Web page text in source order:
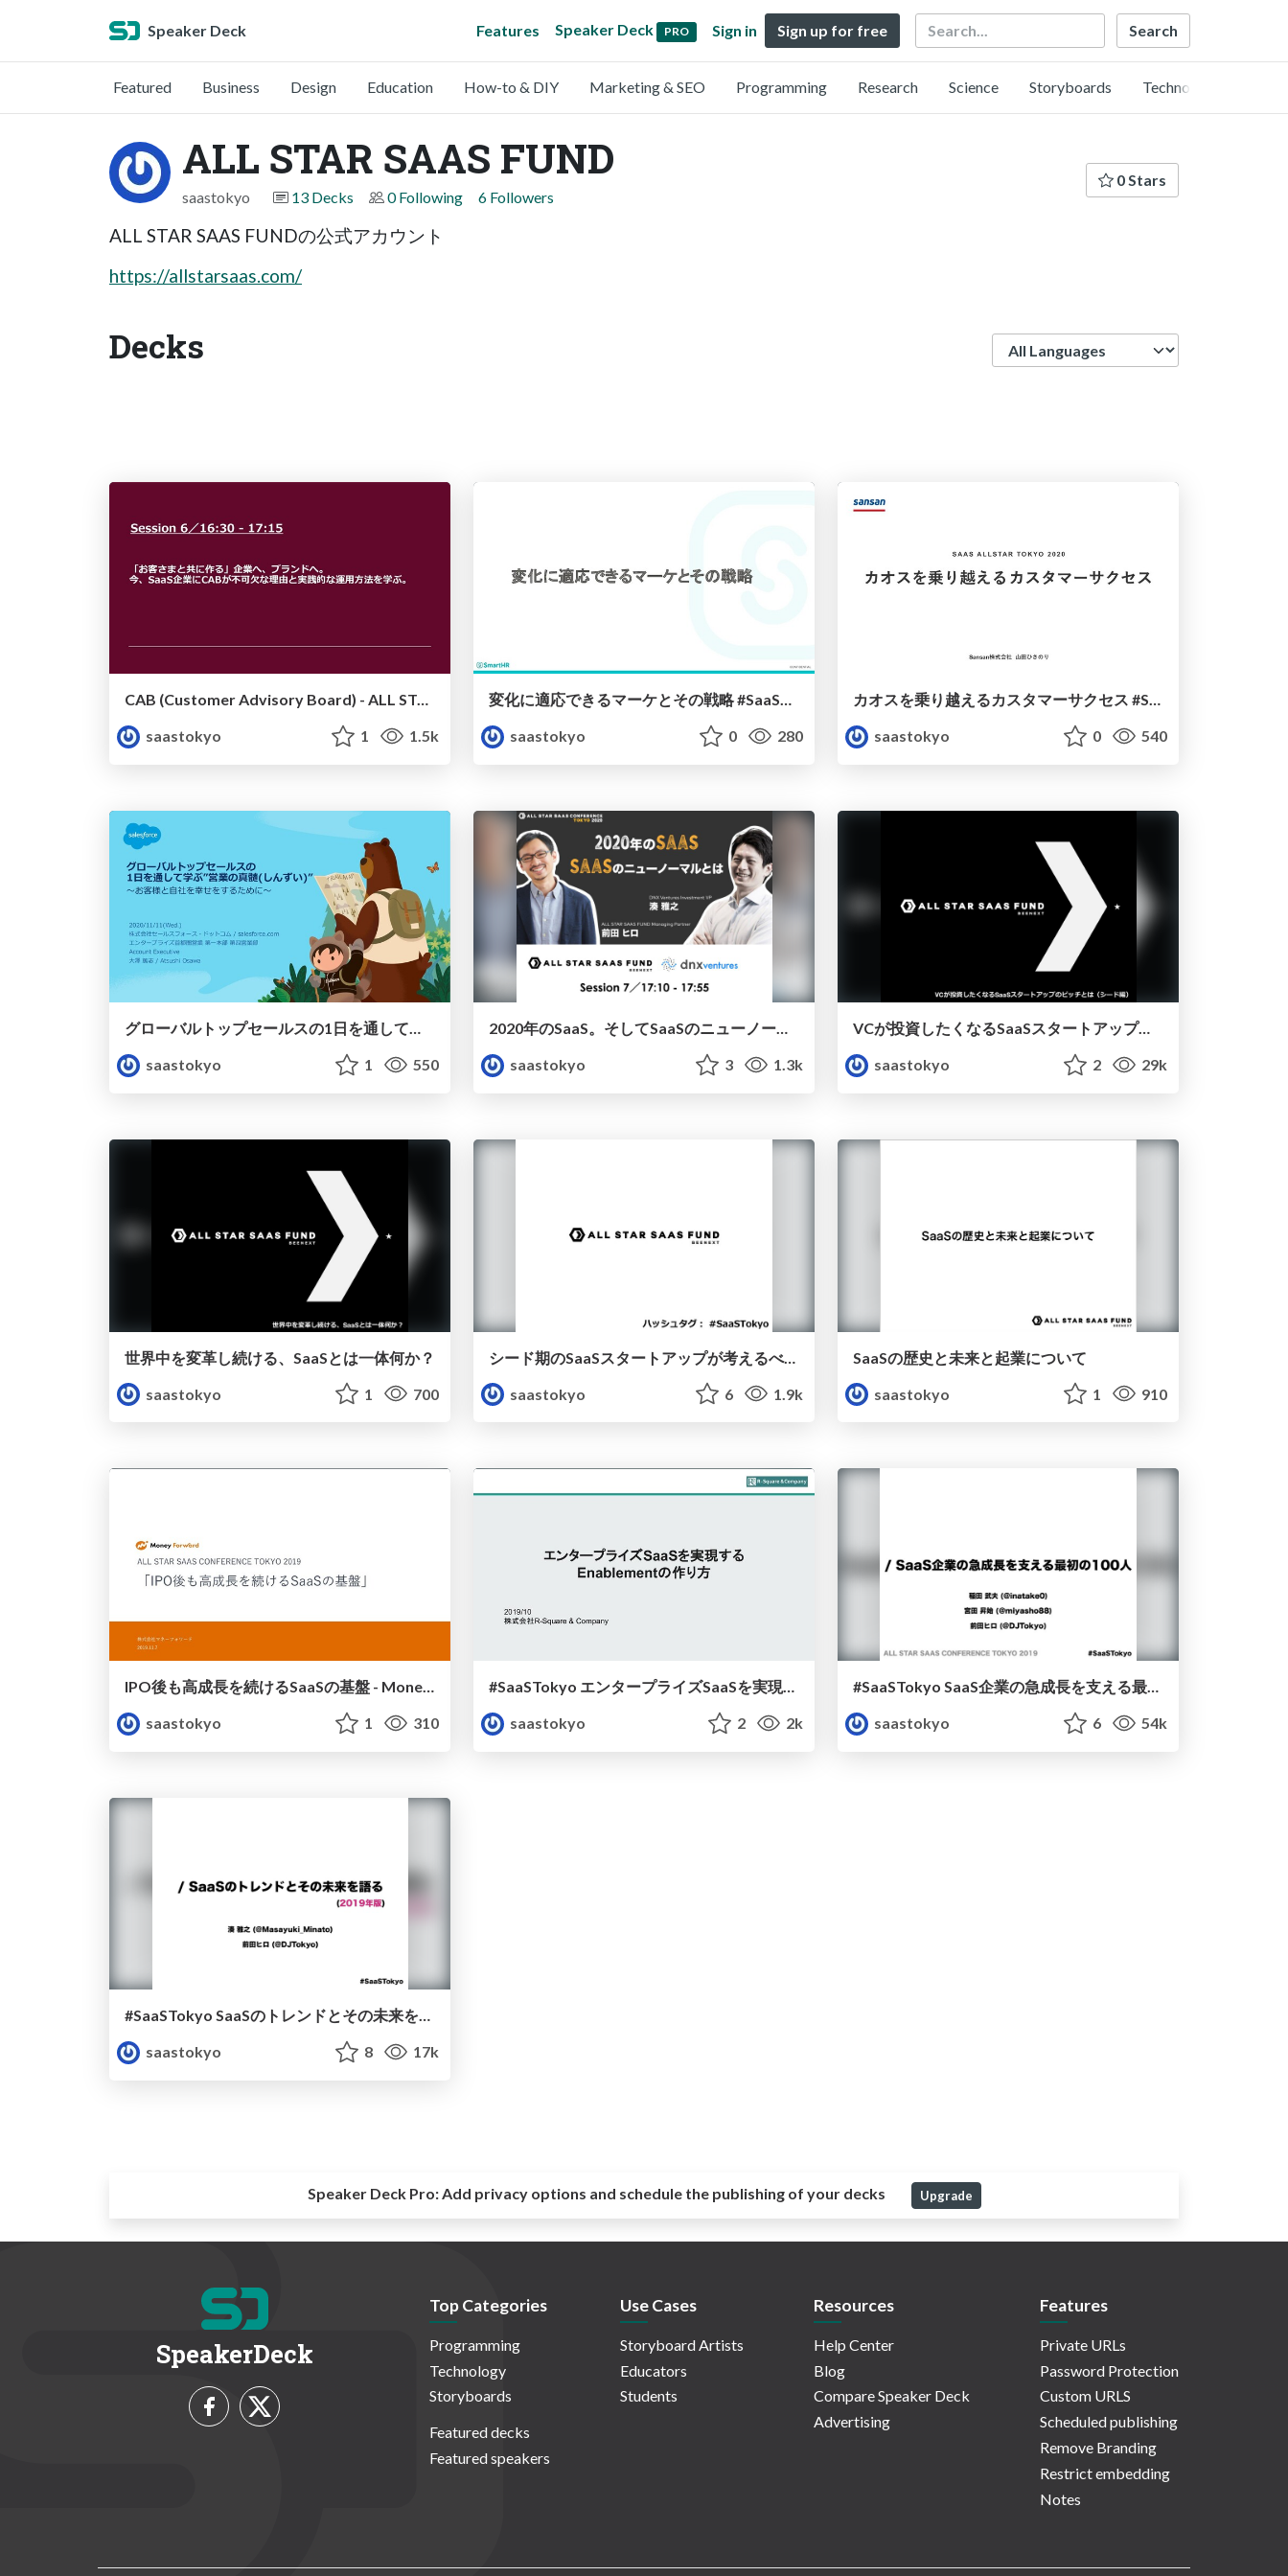
Speaker Deck Features Speaker Deck PRO Sign in Sign up for free Search
Featured Business Design Education How-to & DIY Marketing & SEO Programming Research Science Storyboards Technology
ALL STAR SAAS FUND
saastokyo 13 Decks 0 Following 6 Followers
0 Stars
ALL STAR SAAS FUNDの公式アカウント
https://allstarsaas.com/
Decks
CAB (Customer Advisory Board) - ALL STAR SAAS CONFERENCE
saastokyo
1 1.5k
変化に適応できるマーケとその戦略 #SaaSTokyo
saastokyo
0 280
カオスを乗り越えるカスタマーサクセス #SaaSTokyo
saastokyo
0 540
グローバルトップセールスの1日を通して学ぶ「営業の真髄」 #SaaSTokyo
saastokyo
1 550
2020年のSaaS。そしてSaaSのニューノーマルとは？
saastokyo
3 1.3k
VCが投資したくなるSaaSスタートアップのピッチとは（シード編)
saastokyo
2 29k
世界中を変革し続ける、SaaSとは一体何か？
saastokyo
1 700
シード期のSaaSスタートアップが考えるべきこと
saastokyo
6 1.9k
SaaSの歴史と未来と起業について
saastokyo
1 910
saastokyo
1 310
saastokyo
2 2k
saastokyo
6 54k
#SaaSTokyo SaaSのトレンドとその未来を語る by @Masayuki_Minato & @DJTokyo
saastokyo
8 17k
Speaker Deck Pro:Add privacy options and schedule the publishing of your decks Upgrade
SpeakerDeck
Top Categories
Programming
Technology
Storyboards
Featured decks
Featured speakers
Use Cases
Storyboard Artists
Educators
Students
Resources
Help Center
Blog
Compare Speaker Deck
Advertising
Features
Private URLs
Password Protection
Custom URLS
Scheduled publishing
Remove Branding
Restrict embedding
Notes